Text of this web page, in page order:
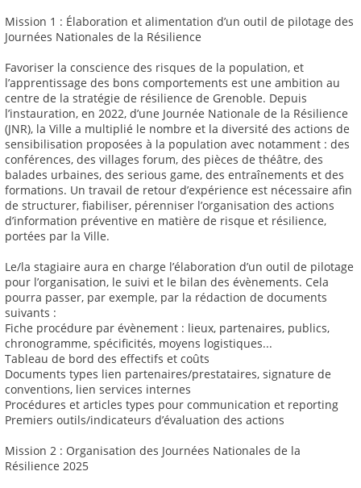
Mission 1 : Élaboration et alimentation d’un outil de pilotage des
Journées Nationales de la Résilience
Favoriser la conscience des risques de la population, et
l’apprentissage des bons comportements est une ambition au
centre de la stratégie de résilience de Grenoble. Depuis
l’instauration, en 2022, d’une Journée Nationale de la Résilience
(JNR), la Ville a multiplié le nombre et la diversité des actions de
sensibilisation proposées à la population avec notamment : des
conférences, des villages forum, des pièces de théâtre, des
balades urbaines, des serious game, des entraînements et des
formations. Un travail de retour d’expérience est nécessaire afin
de structurer, fiabiliser, pérenniser l’organisation des actions
d’information préventive en matière de risque et résilience,
portées par la Ville.
Le/la stagiaire aura en charge l’élaboration d’un outil de pilotage
pour l’organisation, le suivi et le bilan des évènements. Cela
pourra passer, par exemple, par la rédaction de documents
suivants :
Fiche procédure par évènement : lieux, partenaires, publics,
chronogramme, spécificités, moyens logistiques...
Tableau de bord des effectifs et coûts
Documents types lien partenaires/prestataires, signature de
conventions, lien services internes
Procédures et articles types pour communication et reporting
Premiers outils/indicateurs d’évaluation des actions
Mission 2 : Organisation des Journées Nationales de la
Résilience 2025